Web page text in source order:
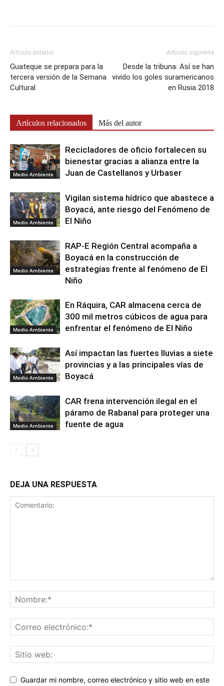
Artículo anterior
Guateque se prepara para la
tercera versión de la Semana
Cultural
Artículo siguiente
Desde la tribuna: Así se han
vivido los goles suramericanos
en Rusia 2018
Artículos relacionados Más del autor
Medio Ambiente
Recicladores de oficio fortalecen su
bienestar gracias a alianza entre la
Juan de Castellanos y Urbaser
Medio Ambiente
Vigilan sistema hídrico que abastece a
Boyacá, ante riesgo del Fenómeno de
El Niño
Medio Ambiente
RAP-E Región Central acompaña a
Boyacá en la construcción de
estrategias frente al fenómeno de El
Niño
Medio Ambiente
En Ráquira, CAR almacena cerca de
300 mil metros cúbicos de agua para
enfrentar el fenómeno de El Niño
Medio Ambiente
Así impactan las fuertes lluvias a siete
provincias y a las principales vías de
Boyacá
Medio Ambiente
CAR frena intervención ilegal en el
páramo de Rabanal para proteger una
fuente de agua
DEJA UNA RESPUESTA
Guardar mi nombre, correo electrónico y sitio web en este